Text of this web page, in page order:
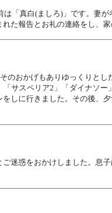
「真白(ましろ)」です。妻
た報告とお礼の連絡をし、
のおかげもありゆっくりと
サスペリア2」「ダイナソ
しに行きました。その後、
迷惑をおかけしました。息